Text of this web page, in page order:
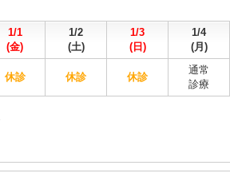
1/1
(金)
1/2
(土)
1/3
(日)
1/4
(月)
休診 休診 休診
通常
診療